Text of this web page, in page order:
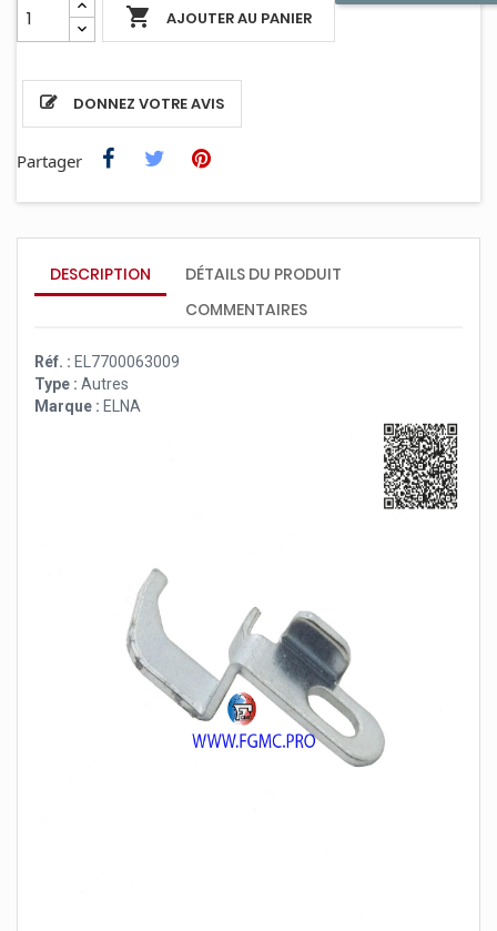
 AJOUTER AU PANIER
DONNEZ VOTRE AVIS
Partager
DESCRIPTION
DÉTAILS DU PRODUIT
COMMENTAIRES
Réf. : EL7700063009
Type : Autres
Marque : ELNA